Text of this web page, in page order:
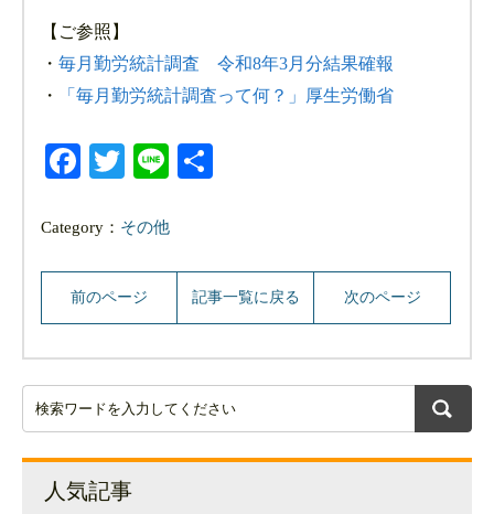
【ご参照】
・毎月勤労統計調査 令和8年3月分結果確報
・
「毎月勤労統計調査って何？」厚生労働省
Facebook
Twitter
Line
Category： その他
前のページ 記事一覧に戻る 次のページ
人気記事